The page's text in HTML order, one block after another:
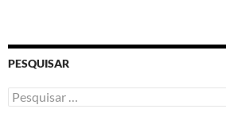
PESQUISAR
Pesquisar
por: